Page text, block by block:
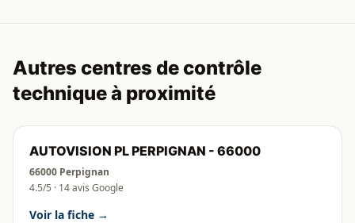
Autres centres de contrôle
technique à proximité
AUTOVISION PL PERPIGNAN - 66000
66000 Perpignan
4.5/5 · 14 avis Google
Voir la fiche →